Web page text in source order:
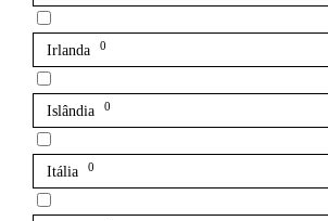
Irlanda 0
Islândia 0
Itália 0